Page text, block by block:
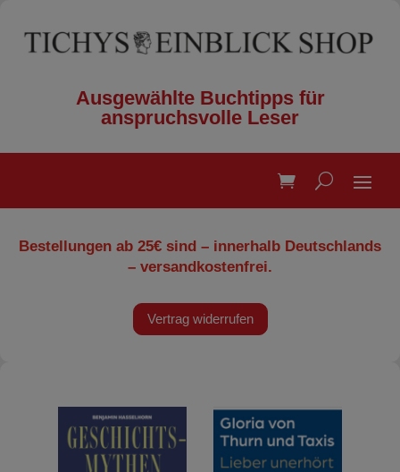
Ausgewählte Buchtipps für
anspruchsvolle Leser
Bestellungen ab 25€ sind – innerhalb Deutschlands
– versandkostenfrei.
Vertrag widerrufen